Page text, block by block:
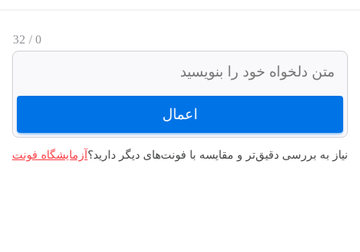
0
/ 32
اعمال
نیاز به بررسی دقیق‌تر و مقایسه با فونت‌های دیگر دارید؟آزمایشگاه فونت